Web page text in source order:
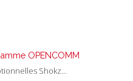
OPENCOMM
Shokz...